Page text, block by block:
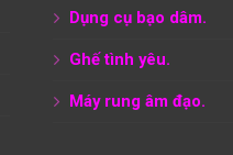
Dụng cụ bạo dâm.
Ghế tình yêu.
Máy rung âm đạo.